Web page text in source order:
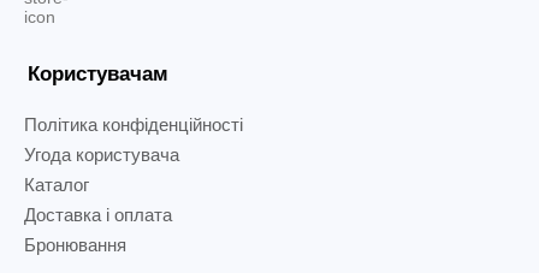
Користувачам
Політика конфіденційності
Угода користувача
Каталог
Доставка і оплата
Бронювання